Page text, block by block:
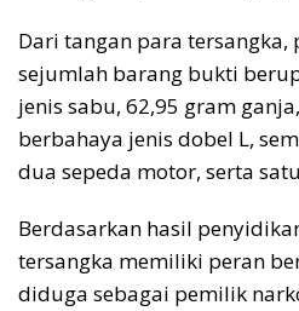
Dari tangan para tersangka,
sejumlah barang bukti
jenis sabu, 62,95 gram
berbahaya jenis dobel L,
dua sepeda motor, serta
Berdasarkan hasil
tersangka memiliki peran
diduga sebagai pemilik